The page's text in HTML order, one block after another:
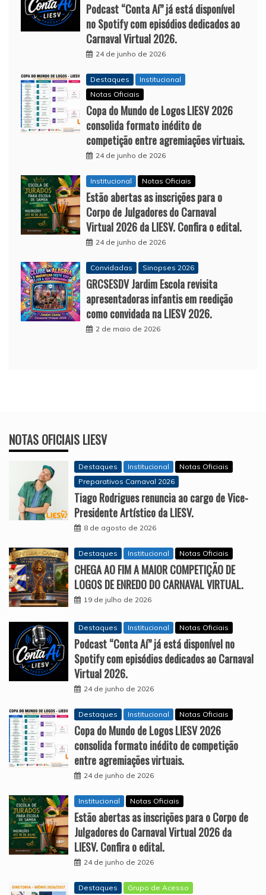
Podcast “Conta Aí” já está disponível
no Spotify com episódios dedicados ao
Carnaval Virtual 2026.
24 de junho de 2026
Destaques
Institucional
Notas Oficiais
Copa do Mundo de Logos LIESV 2026
consolida formato inédito de
competição entre agremiações virtuais.
24 de junho de 2026
Institucional Notas Oficiais
Estão abertas as inscrições para o
Corpo de Julgadores do Carnaval
Virtual 2026 da LIESV. Confira o edital.
24 de junho de 2026
Convidadas Sinopses 2026
GRCSESDV Jardim Escola revisita
apresentadoras infantis em reedição
como convidada na LIESV 2026.
2 de maio de 2026
NOTAS OFICIAIS LIESV
Destaques Institucional
Notas Oficiais
Preparativos Carnaval 2026
Tiago Rodrigues renuncia ao cargo de Vice-
Presidente Artístico da LIESV.
8 de agosto de 2026
Destaques Institucional Notas Oficiais
CHEGA AO FIM A MAIOR COMPETIÇÃO DE
LOGOS DE ENREDO DO CARNAVAL VIRTUAL.
19 de julho de 2026
Destaques Institucional Notas Oficiais
Podcast “Conta Aí” já está disponível no
Spotify com episódios dedicados ao Carnaval
Virtual 2026.
24 de junho de 2026
Destaques Institucional Notas Oficiais
Copa do Mundo de Logos LIESV 2026
consolida formato inédito de competição
entre agremiações virtuais.
24 de junho de 2026
Institucional Notas Oficiais
Estão abertas as inscrições para o Corpo de
Julgadores do Carnaval Virtual 2026 da
LIESV. Confira o edital.
24 de junho de 2026
Destaques Grupo de Acesso